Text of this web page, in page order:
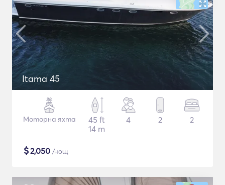
Itama 45
Моторна яхта
45 ft
14 m
4 2 2
$2,050 /нощ